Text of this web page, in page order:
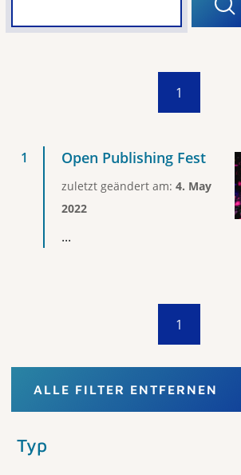
1
Open Publishing Fest
zuletzt geändert am: 4. May
2022
...
1
ALLE FILTER ENTFERNEN
Typ